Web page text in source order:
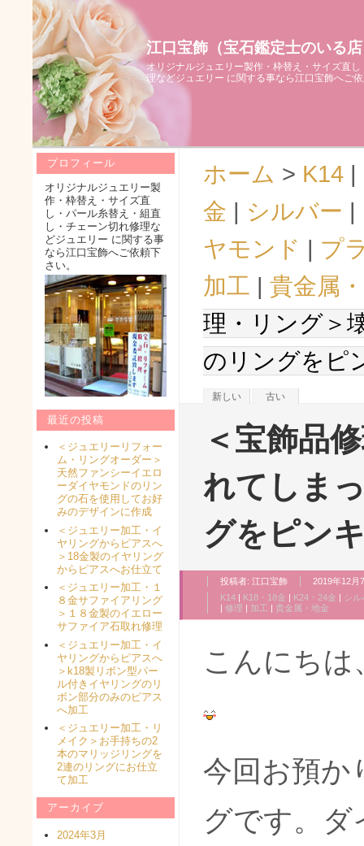
江口宝飾（宝石鑑定士のいる
オリジナルジュエリー製作・枠替え・サイズ直
理などジュエリー に関する事なら江口宝飾へご
ホーム > K14 |
金 | シルバー |
ヤモンド | プ
加工 | 貴金属
理・リング＞
のリングをピ
新しい 古い
＜宝飾品
れてしま
グをピン
投稿者: 江口宝飾
2019年12月
K14 | K18・18金 | K24・24金 | シル
| 修理 | 加工 | 貴金属・地金
こんにちは
今回お預か
グです。ダ
プロフィール
オリジナルジュエリー製
作・枠替え・サイズ直
し・パール糸替え・組直
し・チェーン切れ修理な
どジュエリー に関する事
なら江口宝飾へご依頼下
さい。
最近の投稿
＜ジュエリーリフォー
ム・リングオーダー＞
天然ファンシーイエロ
ーダイヤモンドのリン
グの石を使用してお好
みのデザインに作成
＜ジュエリー加工・イ
ヤリングからピアスへ
＞18金製のイヤリング
からピアスへお仕立て
＜ジュエリー加工・１
８金サファイアリング
＞１８金製のイエロー
サファイア石取れ修理
＜ジュエリー加工・イ
ヤリングからピアスへ
＞k18製リボン型パー
ル付きイヤリングのリ
ボン部分のみのピアス
へ加工
＜ジュエリー加工・リ
メイク＞お手持ちの2
本のマリッジリングを
2連のリングにお仕立
て加工
アーカイブ
2024年3月